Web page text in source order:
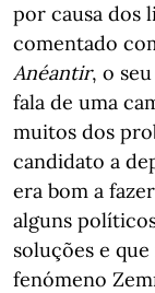
por causa dos
comentado
Anéantir, o
fala de uma
muitos dos
candidato a
era bom a
alguns
soluções e
fenómeno